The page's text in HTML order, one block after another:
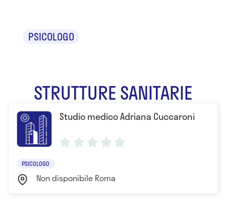
PSICOLOGO
STRUTTURE SANITARIE
Studio medico Adriana Cuccaroni
PSICOLOGO
Non disponibile Roma